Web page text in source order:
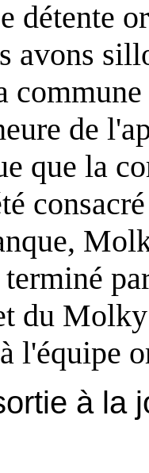
détente
avons
commune
de
que la
du
l'équipe
à la